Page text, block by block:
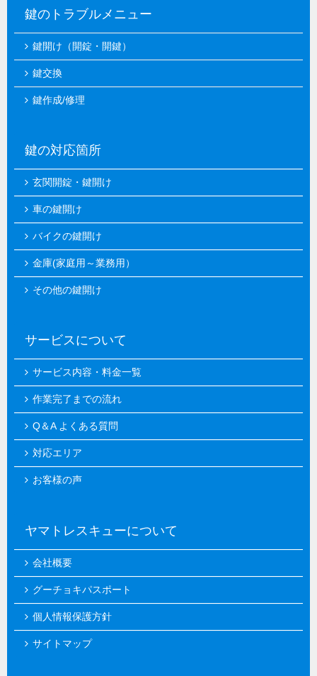
鍵のトラブルメニュー
鍵開け（開錠・開鍵）
鍵交換
鍵作成/修理
鍵の対応箇所
玄関開錠・鍵開け
車の鍵開け
バイクの鍵開け
金庫(家庭用～業務用）
その他の鍵開け
サービスについて
サービス内容・料金一覧
作業完了までの流れ
Q＆A よくある質問
対応エリア
お客様の声
ヤマトレスキューについて
会社概要
グーチョキパスポート
個人情報保護方針
サイトマップ